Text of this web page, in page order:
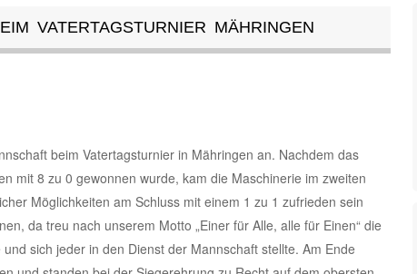
VATERTAGSTURNIER MÄHRINGEN
beim Vatertagsturnier in Mähringen an. Nachdem das
mit 8 zu 0 gewonnen wurde, kam die Maschinerie im zweiten
Möglichkeiten am Schluss mit einem 1 zu 1 zufrieden sein
da treu nach unserem Motto „Einer für Alle, alle für Einen“ die
sich jeder in den Dienst der Mannschaft stellte. Am Ende